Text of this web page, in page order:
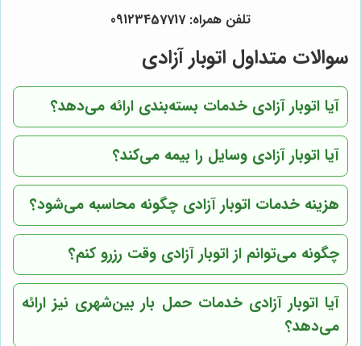
تلفن همراه: 09123457717
سوالات متداول اتوبار آزادی
آیا اتوبار آزادی خدمات بسته‌بندی ارائه می‌دهد؟
آیا اتوبار آزادی وسایل را بیمه می‌کند؟
هزینه خدمات اتوبار آزادی چگونه محاسبه می‌شود؟
چگونه می‌توانم از اتوبار آزادی وقت رزرو کنم؟
آیا اتوبار آزادی خدمات حمل بار بین‌شهری نیز ارائه
می‌دهد؟